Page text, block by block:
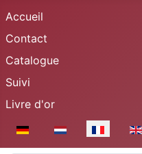
Accueil
Contact
Catalogue
Suivi
Livre d'or
Sélectionnez votre langue